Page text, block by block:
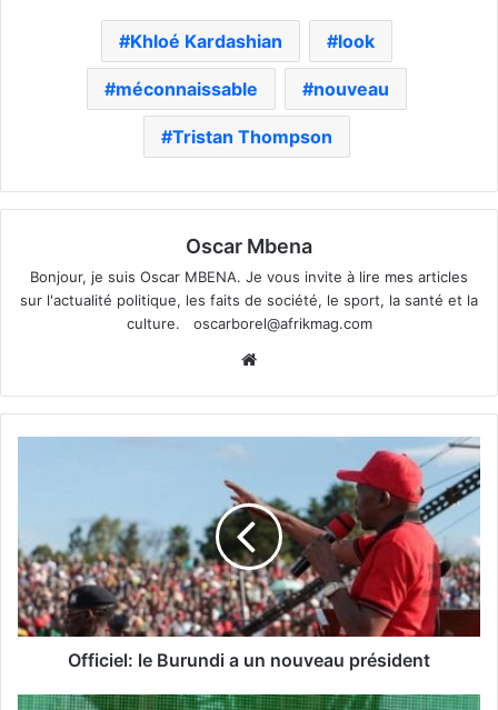
Khloé Kardashian look
méconnaissable nouveau
Tristan Thompson
Oscar Mbena
Bonjour, je suis Oscar MBENA. Je vous invite à lire mes articles
sur l'actualité politique, les faits de société, le sport, la santé et la
culture. oscarborel@afrikmag.com
Officiel: le Burundi a un nouveau président